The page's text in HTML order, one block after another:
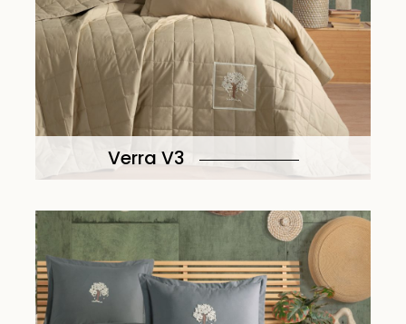
Verra V3